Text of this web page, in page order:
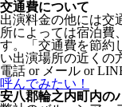
交通費について
出演料金の他には交
所によっては宿泊費
す。「交通費を節約
い出演場所の近くの
電話 or メール or
呼んでみたい！
安八郡輪之内町内の